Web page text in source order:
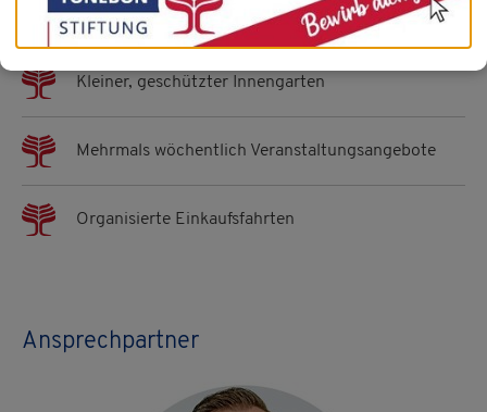
und Einnehmen der Mahlzeiten in Gemeinschaft
Kleiner, geschützter Innengarten
Mehrmals wöchentlich Veranstaltungsangebote
Organisierte Einkaufsfahrten
Ansprechpartner